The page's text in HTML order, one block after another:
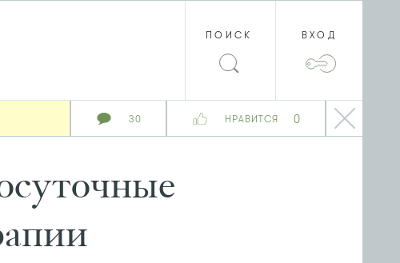
30 НРАВИТСЯ 0
ПОИСК ВХОД